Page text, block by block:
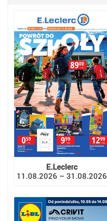
E.Leclerc
11.08.2026 – 31.08.2026